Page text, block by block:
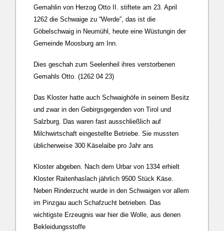
Gemahlin von Herzog Otto II. stiftete am 23. April
1262 die Schwaige zu “Werde”, das ist die
Göbelschwaig in Neumühl, heute eine Wüstungin der
Gemeinde Moosburg am Inn.
Dies geschah zum Seelenheil ihres verstorbenen
Gemahls Otto. (1262 04 23)
Das Kloster hatte auch Schwaighöfe in seinem Besitz
und zwar in den Gebirgsgegenden von Tirol und
Salzburg. Das waren fast ausschließlich auf
Milchwirtschaft eingestellte Betriebe. Sie mussten
üblicherweise 300 Käselaibe pro Jahr ans
Kloster abgeben. Nach dem Urbar von 1334 erhielt
Kloster Raitenhaslach jährlich 9500 Stück Käse.
Neben Rinderzucht wurde in den Schwaigen vor allem
im Pinzgau auch Schafzucht betrieben. Das
wichtigste Erzeugnis war hier die Wolle, aus denen
Bekleidungsstoffe